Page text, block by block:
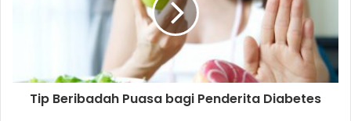
Ia menjelaskan, untuk pengunjung, pihak Kebun Raya
Bogor juga menyiapkan penawaran paket cucurak. Paket
cucurak itu sudah termasuk tiket masuk, makan siang,
hingga tikar piknik.
“Kebun Raya Bogor ini kan punya area yang luas. Terus
Tip Beribadah Puasa bagi Penderita Diabetes